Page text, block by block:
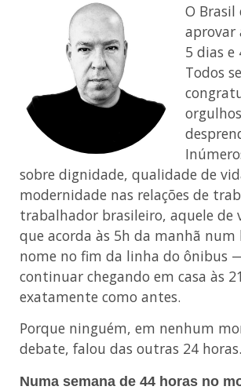
O Brasil
aprovar
5 dias e
Todos se
sobre dignidade, qualidade de
modernidade nas relações de
trabalhador brasileiro, aquele de
que acorda às 5h da manhã num
nome no fim da linha do ônibus
continuar chegando em casa às
exatamente como antes.
Porque ninguém, em nenhum
debate, falou das outras 24 horas.
Numa semana de 44 horas no